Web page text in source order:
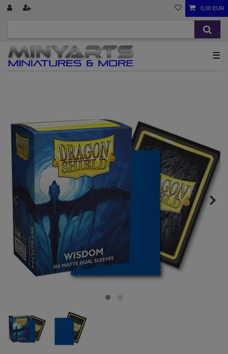
0,00 EUR
☰